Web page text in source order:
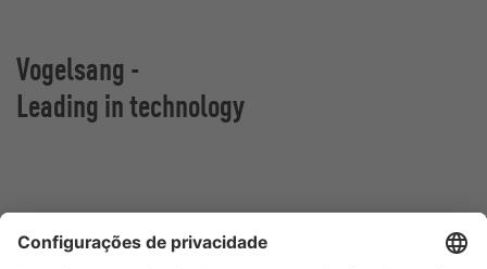
Vogelsang -
Leading in technology
Av. Theodomiro Porto da Fonseca, 3397